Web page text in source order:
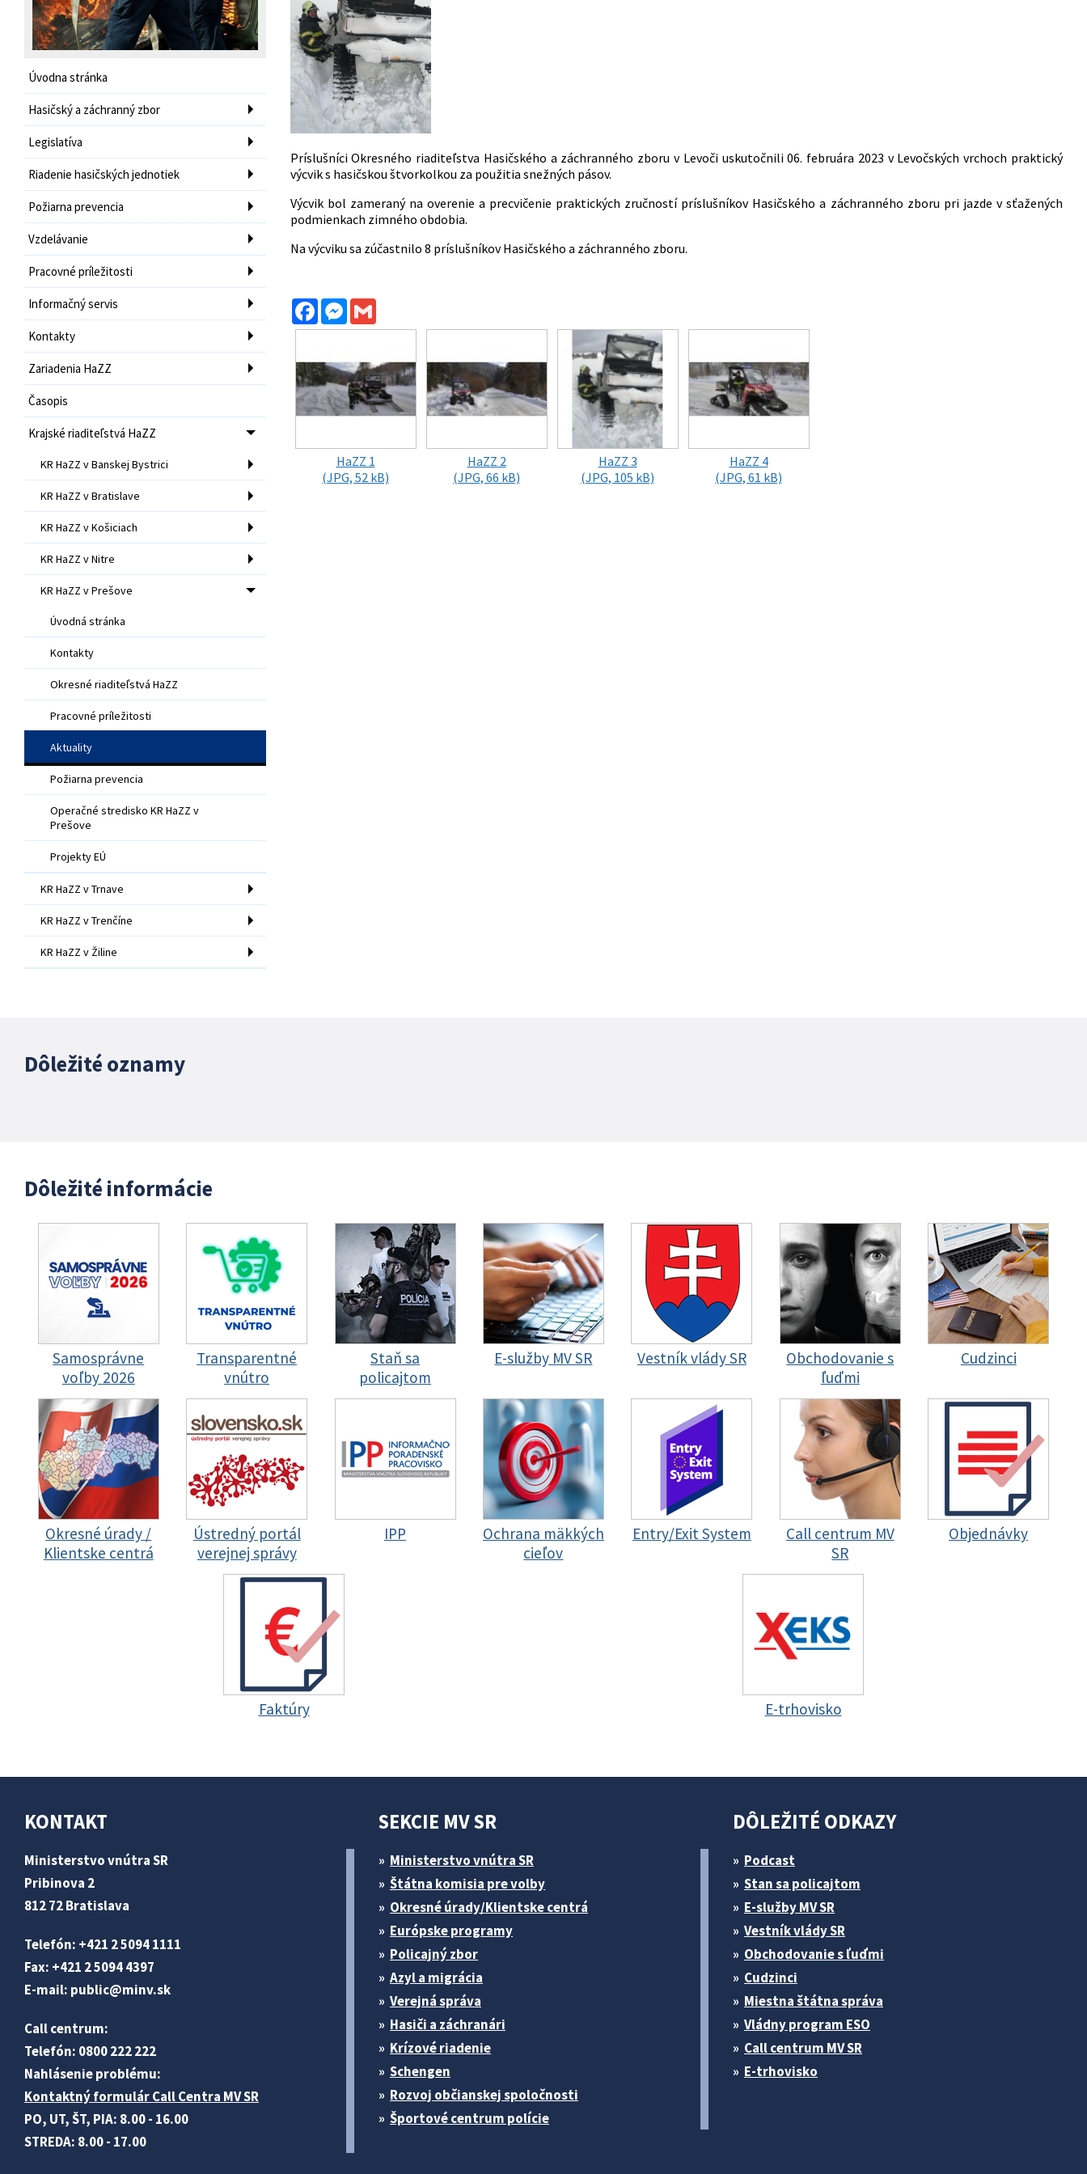
Úvodna stránka
Hasičský a záchranný zbor
Legislatíva
Riadenie hasičských jednotiek
Požiarna prevencia
Vzdelávanie
Pracovné príležitosti
Informačný servis
Kontakty
Zariadenia HaZZ
Časopis
Krajské riaditeľstvá HaZZ
KR HaZZ v Banskej Bystrici
KR HaZZ v Bratislave
KR HaZZ v Košiciach
KR HaZZ v Nitre
KR HaZZ v Prešove
Úvodná stránka
Kontakty
Okresné riaditeľstvá HaZZ
Pracovné príležitosti
Aktuality
Požiarna prevencia
Operačné stredisko KR HaZZ v
Prešove
Projekty EÚ
KR HaZZ v Trnave
KR HaZZ v Trenčíne
KR HaZZ v Žiline
Príslušníci Okresného riaditeľstva Hasičského a záchranného zboru v Levoči uskutočnili 06. februára 2023 v Levočských vrchoch praktický
výcvik s hasičskou štvorkolkou za použitia snežných pásov.
Výcvik bol zameraný na overenie a precvičenie praktických zručností príslušníkov Hasičského a záchranného zboru pri jazde v sťažených
podmienkach zimného obdobia.
Na výcviku sa zúčastnilo 8 príslušníkov Hasičského a záchranného zboru.
FacebookMessenger
Gmail
HaZZ 1
(JPG, 52 kB)
HaZZ 2
(JPG, 66 kB)
HaZZ 3
(JPG, 105 kB)
HaZZ 4
(JPG, 61 kB)
Dôležité oznamy
Dôležité informácie
Samosprávne
voľby 2026
Transparentné
vnútro
Staň sa
policajtom
E-služby MV SR Vestník vlády SR
Obchodovanie s
ľuďmi
Cudzinci
Okresné úrady /
Klientske centrá
Ústredný portál
verejnej správy
IPP
Ochrana mäkkých
cieľov
Entry/Exit System
Call centrum MV
SR
Objednávky
Faktúry E-trhovisko
KONTAKT
Ministerstvo vnútra SR
Pribinova 2
812 72 Bratislava
Telefón: +421 2 5094 1111
Fax: +421 2 5094 4397
E-mail: public@minv.sk
Call centrum:
Telefón: 0800 222 222
Nahlásenie problému:
Kontaktný formulár Call Centra MV SR
PO, UT, ŠT, PIA: 8.00 - 16.00
STREDA: 8.00 - 17.00
SEKCIE MV SR
Ministerstvo vnútra SR
Štátna komisia pre volby
Okresné úrady/Klientske centrá
Európske programy
Policajný zbor
Azyl a migrácia
Verejná správa
Hasiči a záchranári
Krízové riadenie
Schengen
Rozvoj občianskej spoločnosti
Športové centrum polície
DÔLEŽITÉ ODKAZY
Podcast
Stan sa policajtom
E-služby MV SR
Vestník vlády SR
Obchodovanie s ľuďmi
Cudzinci
Miestna štátna správa
Vládny program ESO
Call centrum MV SR
E-trhovisko